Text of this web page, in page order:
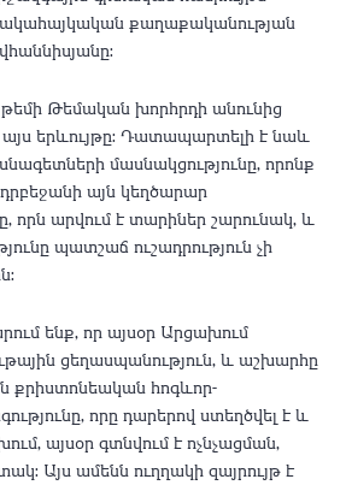
քաղաքականության
Թեմական խորհրդի անունից
երևույթը: Դատապարտելի է նաև
մասնակցությունը, որոնք
այն կեղծարար
որն արվում է տարիներ շարունակ, և
պատշաճ ուշադրություն չի
ենք, որ այսօր Արցախում
ցեղասպանություն, և աշխարհը
քրիստոնեական հոգևոր-
որը դարերով ստեղծվել է և
այսօր գտնվում է ոչնչացման,
Այս ամենն ուղղակի զայրույթ է